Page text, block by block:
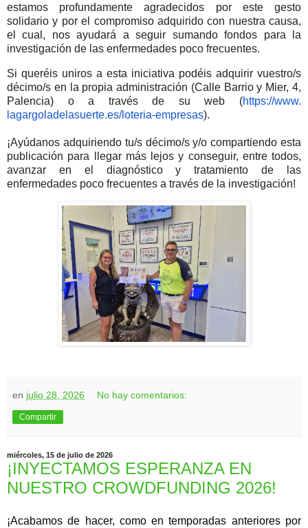
estamos profundamente agradecidos por este gesto
solidario y por el compromiso adquirido con nuestra causa,
el cual, nos ayudará a seguir sumando fondos para la
investigación de las enfermedades poco frecuentes.
Si queréis uniros a esta iniciativa podéis adquirir vuestro/s
décimo/s en la propia administración (Calle Barrio y Mier, 4,
Palencia) o a través de su web (https://www.
lagargoladelasuerte.es/loteria-empresas).
¡Ayúdanos adquiriendo tu/s décimo/s y/o compartiendo esta
publicación para llegar más lejos y conseguir, entre todos,
avanzar en el diagnóstico y tratamiento de las
enfermedades poco frecuentes a través de la investigación!
en julio 28, 2026 No hay comentarios:
Compartir
miércoles, 15 de julio de 2026
¡INYECTAMOS ESPERANZA EN
NUESTRO CROWDFUNDING 2026!
¡Acabamos de hacer, como en temporadas anteriores por